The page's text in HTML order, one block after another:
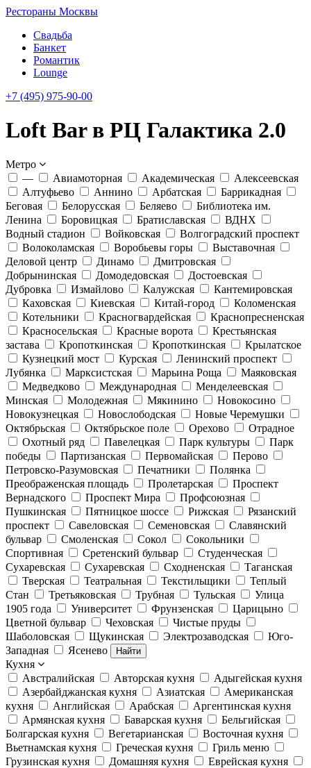
Рестораны Москвы
Свадьба
Банкет
Романтик
Lounge
+7 (495) 975-90-00
Loft Bar в РЦ Галактика 2.0
Метро
—
Авиамоторная Академическая
Алексеевская
Алтуфьево
Аннино Арбатская
Баррикадная
Беговая
Белорусская Беляево
Библиотека им.
Ленина
Боровицкая Братиславская
ВДНХ
Водный стадион
Войковская
Волгоградский проспект
Волоколамская
Воробьевы горы
Выставочная
Деловой центр
Динамо
Дмитровская
Добрынинская
Домодедовская
Достоевская
Дубровка
Измайлово Калужская
Кантемировская
Каховская
Киевская Китай-город
Коломенская
Котельники
Красногвардейская
Краснопресненская
Красносельская
Красные ворота
Крестьянская
застава
Кропоткинская Кропоткинская
Крылатское
Кузнецкий мост
Курская
Ленинский проспект
Лубянка
Марксистская Марьина Роща
Маяковская
Медведково
Международная
Менделеевская
Минская
Молодежная Мякинино
Новокосино
Новокузнецкая
Новослободская
Новые Черемушки
Октябрьская
Октябрьское поле Орехово
Отрадное
Охотный ряд
Павелецкая Парк культуры
Парк
победы
Партизанская Первомайская
Перово
Петровско-Разумовская
Печатники
Полянка
Преображенская площадь
Пролетарская
Проспект
Вернадского
Проспект Мира
Профсоюзная
Пушкинская
Пятницкое шоссе Рижская
Рязанский
проспект
Савеловская Семеновская
Славянский
бульвар
Смоленская Сокол
Сокольники
Спортивная
Сретенский бульвар
Студенческая
Сухаревская
Сухаревская Сходненская
Таганская
Тверская
Театральная Текстильщики
Теплый
Стан
Третьяковская Трубная Тульская
Улица
1905 года
Университет Фрунзенская
Царицыно
Цветной бульвар
Чеховская
Чистые пруды
Шаболовская
Щукинская Электрозаводская
Юго-
Западная
Ясенево Найти
Кухня
Австралийская
Авторская кухня
Адыгейская кухня
Азербайджанская кухня
Азиатская
Американская
кухня
Английская Арабская
Аргентинская кухня
Армянская кухня
Баварская кухня
Бельгийская
Болгарская кухня
Вегетарианская
Восточная кухня
Вьетнамская кухня
Греческая кухня
Гриль меню
Грузинская кухня
Домашняя кухня
Еврейская кухня